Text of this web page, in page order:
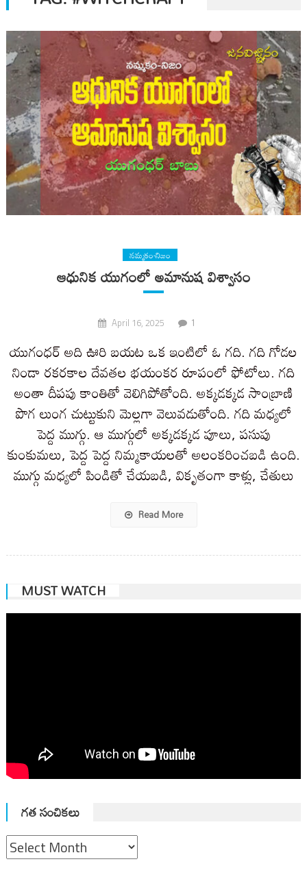
నమ్మకం-నిజం
ఆధునిక యుగంలో అమానుష విశ్వాసం
April 16, 2025 1
యుగంధర్ అది ఊరి బయట ఒక ఇంటిలో ఓ గది. గది గోడల
నిండా రకరకాల దేవతల భయంకర రూపంలో ఫోటోలు. గది
అంతా దీపపు కాంతితో వెలిగిపోతోంది. అక్కడక్కడ సాంబ్రాణి
పొగ లుంగ చుట్టుకుని మెల్లగా వెలువడుతోంది. గది మధ్యలో
పెద్ద ముగ్గు. ఆ ముగ్గులో అక్కడక్కడ పూలు, పసుపు
కుంకుమలు, పెద్ద పెద్ద నిమ్మకాయలతో అలంకరించబడి ఉంది.
ముగ్గు మధ్యలో పిండితో చేయబడి, వికృతంగా కాళ్లు, చేతులు
Read More
MUST WATCH
గత సంచికలు
గత
సంచికలు